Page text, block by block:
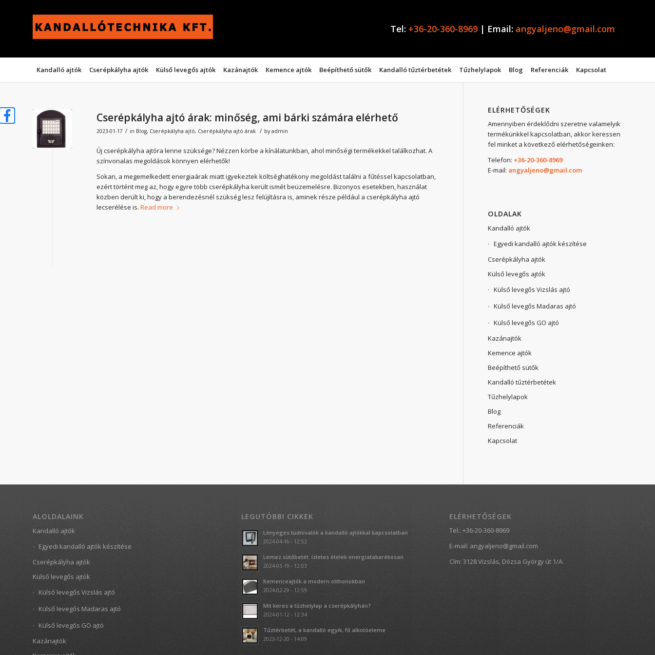
Tel: +36-20-360-8969| Email: angyaljeno@gmail.com
Kandalló ajtók Cserépkályha ajtók Külső levegős ajtók Kazánajtók Kemence ajtók Beépíthető sütők Kandalló tűztérbetétek Tűzhelylapok Blog Referenciák Kapcsolat
Cserépkályha ajtó árak: minőség, ami bárki számára elérhető
2023-01-17 / in Blog, Cserépkályha ajtó, Cserépkályha ajtó árak / by admin
Új cserépkályha ajtóra lenne szüksége? Nézzen körbe a kínálatunkban, ahol minőségi termékekkel találkozhat. A
színvonalas megoldások könnyen elérhetők!
Sokan, a megemelkedett energiaárak miatt igyekeztek költséghatékony megoldást találni a fűtéssel kapcsolatban,
ezért történt meg az, hogy egyre több cserépkályha került ismét beüzemelésre. Bizonyos esetekben, használat
közben derült ki, hogy a berendezésnél szükség lesz felújításra is, aminek része például a cserépkályha ajtó
lecserélése is. Read more
ELÉRHETŐSÉGEK
Amennyiben érdeklődni szeretne valamelyik
termékünkkel kapcsolatban, akkor keressen
fel minket a következő elérhetőségeinken:
Telefon: +36-20-360-8969
E-mail: angyaljeno@gmail.com
OLDALAK
Kandalló ajtók
Egyedi kandalló ajtók készítése
Cserépkályha ajtók
Külső levegős ajtók
Külső levegős Vizslás ajtó
Külső levegős Madaras ajtó
Külső levegős GO ajtó
Kazánajtók
Kemence ajtók
Beépíthető sütők
Kandalló tűztérbetétek
Tűzhelylapok
Blog
Referenciák
Kapcsolat
ALOLDALAINK
Kandalló ajtók
Egyedi kandalló ajtók készítése
Cserépkályha ajtók
Külső levegős ajtók
Külső levegős Vizslás ajtó
Külső levegős Madaras ajtó
Külső levegős GO ajtó
Kazánajtók
LEGUTÓBBI CIKKEK
Lényeges tudnivalók a kandalló ajtókkal kapcsolatban
2024-04-16 - 12:52
Lemez sütőbetét: ízletes ételek energiatakarékosan
2024-03-19 - 12:03
Kemenceajtók a modern otthonokban
2024-02-29 - 12:59
Mit keres a tűzhelylap a cserépkályhán?
2024-01-12 - 12:34
Tűztérbetét, a kandalló egyik, fő alkotóeleme
2023-12-20 - 14:09
ELÉRHETŐSÉGEK
Tel.:+36-20-360-8969
E-mail: angyaljeno@gmail.com
Cím: 3128 Vizslás, Dózsa György út 1/A.